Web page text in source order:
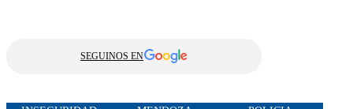
SEGUINOS EN